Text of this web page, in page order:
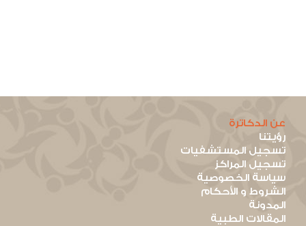
عن الدكاترة
رؤيتنا
تسجيل المستشفيات
تسجيل المراكز
سياسة الخصوصية
الشروط و الأحكام
المدونة
المقالات الطبية